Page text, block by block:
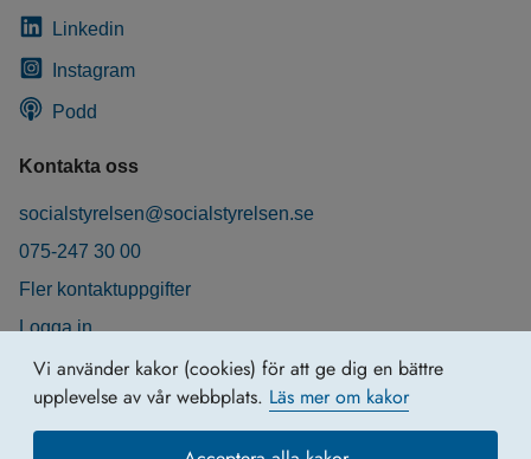
Vi använder kakor (cookies) för att ge dig en bättre
upplevelse av vår webbplats. Läs mer om kakor
Linkedin
Instagram
Podd
Kontakta oss
socialstyrelsen@socialstyrelsen.se
075-247 30 00
Fler kontaktuppgifter
Logga in
Behandling av personuppgifter